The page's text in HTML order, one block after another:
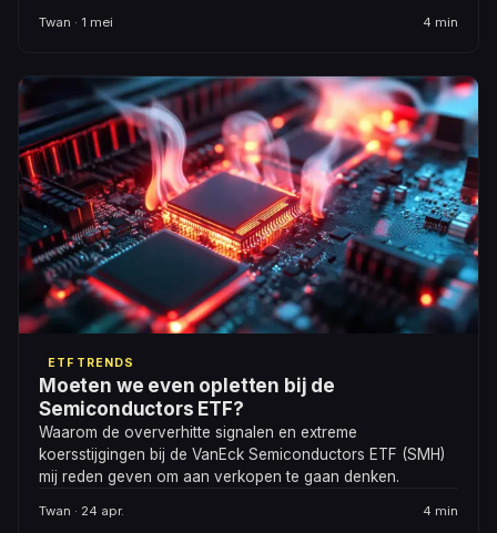
veiligheidsgebied. Is de rek er nu uit?
Twan · 1 mei 4 min
ETF TRENDS
Moeten we even opletten bij de
Semiconductors ETF?
Waarom de oververhitte signalen en extreme
koersstijgingen bij de VanEck Semiconductors ETF (SMH)
mij reden geven om aan verkopen te gaan denken.
Twan · 24 apr. 4 min